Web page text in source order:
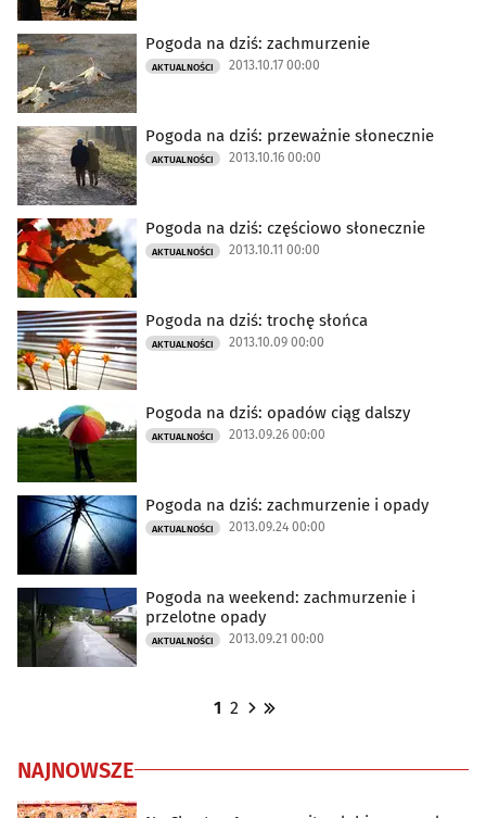
Pogoda na dziś: zachmurzenie
AKTUALNOŚCI 2013.10.17 00:00
Pogoda na dziś: przeważnie słonecznie
AKTUALNOŚCI 2013.10.16 00:00
Pogoda na dziś: częściowo słonecznie
AKTUALNOŚCI 2013.10.11 00:00
Pogoda na dziś: trochę słońca
AKTUALNOŚCI 2013.10.09 00:00
Pogoda na dziś: opadów ciąg dalszy
AKTUALNOŚCI 2013.09.26 00:00
Pogoda na dziś: zachmurzenie i opady
AKTUALNOŚCI 2013.09.24 00:00
Pogoda na weekend: zachmurzenie i
przelotne opady
AKTUALNOŚCI 2013.09.21 00:00
1 2
NAJNOWSZE